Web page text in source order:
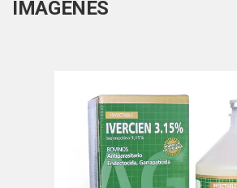
IMÁGENES